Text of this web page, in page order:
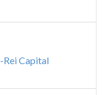
Rei Capital